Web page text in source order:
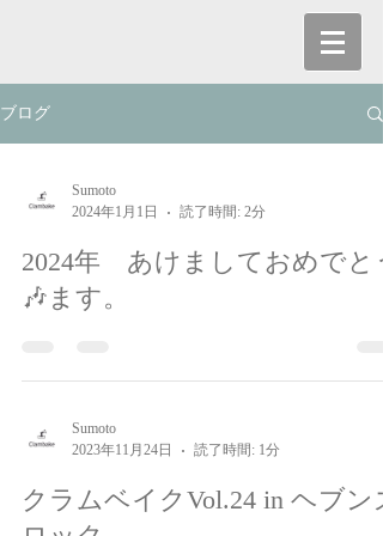
ブログ
Sumoto
2024年1月1日
読了時間: 2分
2024年 あけましておめでと
🎶ます。
Sumoto
2023年11月24日
読了時間: 1分
クラムベイクVol.24 in ヘブン